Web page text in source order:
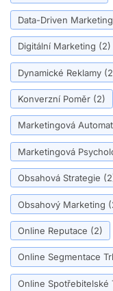
Data-Driven Marketing
Digitální Marketing (2)
Dynamické Reklamy
Konverzní Poměr (2)
Marketingová
Marketingová
Obsahová Strategie
Obsahový Marketing
Online Reputace (2)
Online Segmentace
Online Spotřebitelské